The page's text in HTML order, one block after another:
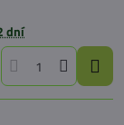
dní